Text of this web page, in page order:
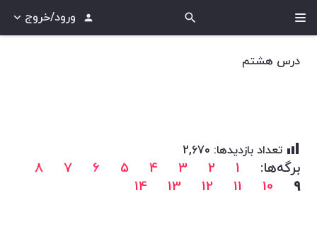
search
person ورود/خروج
درس هشتم
تعداد بازدیدها: 2,670
برگه‌ها: 1
2
3
4
5
6
7
8
9
10
11
12
13
14